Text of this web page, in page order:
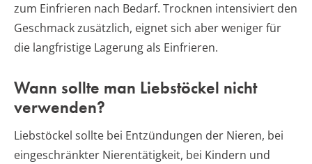
zum Einfrieren nach Bedarf. Trocknen intensiviert den
Geschmack zusätzlich, eignet sich aber weniger für
die langfristige Lagerung als Einfrieren.
Wann sollte man Liebstöckel nicht
verwenden?
Liebstöckel sollte bei Entzündungen der Nieren, bei
eingeschränkter Nierentätigkeit, bei Kindern und